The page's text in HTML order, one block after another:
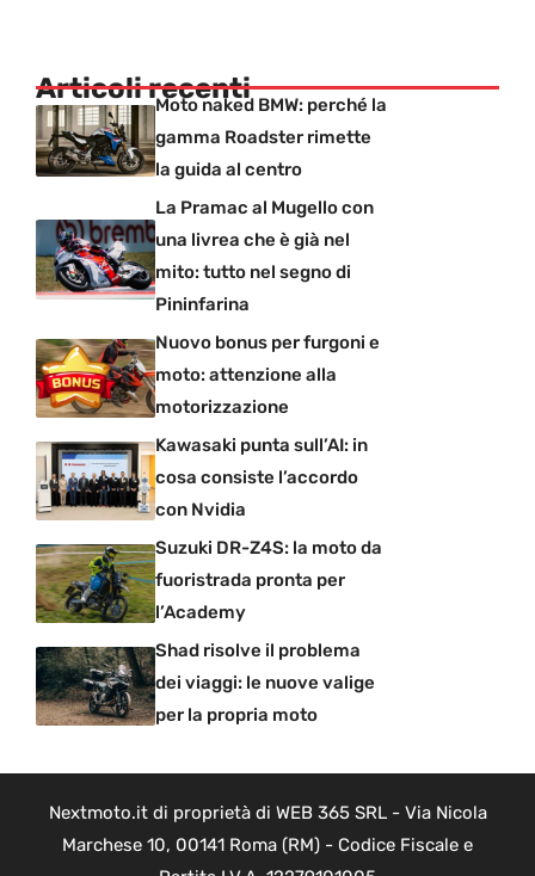
Articoli recentiMoto naked BMW: perché la
gamma Roadster rimette
la guida al centro
La Pramac al Mugello con
una livrea che è già nel
mito: tutto nel segno di
Pininfarina
Nuovo bonus per furgoni e
moto: attenzione alla
motorizzazione
Kawasaki punta sull’AI: in
cosa consiste l’accordo
con Nvidia
Suzuki DR-Z4S: la moto da
fuoristrada pronta per
l’Academy
Shad risolve il problema
dei viaggi: le nuove valige
per la propria moto
Nextmoto.it di proprietà di WEB 365 SRL - Via Nicola
Marchese 10, 00141 Roma (RM) - Codice Fiscale e